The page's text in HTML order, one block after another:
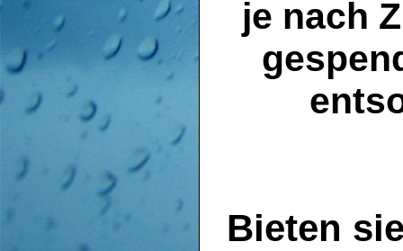
je nach
Bieten